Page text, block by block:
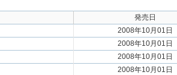
発売日
2008年10月01日
2008年10月01日
2008年10月01日
2008年10月01日